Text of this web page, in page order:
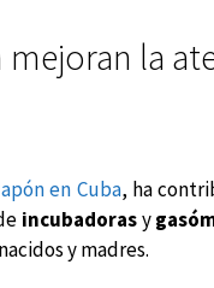
la
en Cuba, ha
incubadorasy
y madres.